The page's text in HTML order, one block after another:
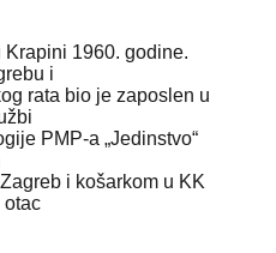
1960. godine.
i
rata bio je zaposlen u
PMP-a „Jedinstvo“
i košarkom u KK
otac